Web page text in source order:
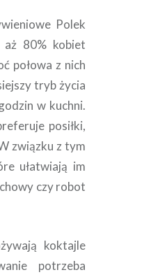
Polek
aż 80% kobiet
połowa z nich
tryb życia
w kuchni.
posiłki,
związku z tym
ułatwiają im
czy robot
koktajle
potrzeba